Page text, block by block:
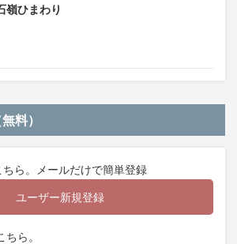
嶺ひまわり
料）
ら。メールだけで簡単登録
ユーザー新規登録
ら。